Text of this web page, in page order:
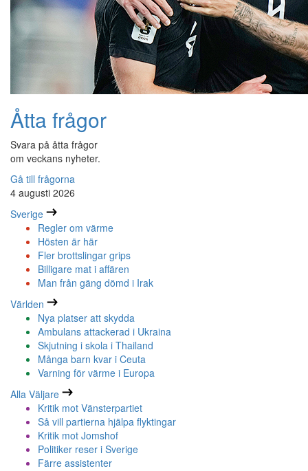
Åtta frågor
Svara på åtta frågor
om veckans nyheter.
Gå till frågorna
4 augusti 2026
Sverige
Regler om värme
Hösten är här
Fler brottslingar grips
Billigare mat i affären
Man från gäng dömd i Irak
Världen
Nya platser att skydda
Ambulans attackerad i Ukraina
Skjutning i skola i Thailand
Många barn kvar i Ceuta
Varning för värme i Europa
Alla Väljare
Kritik mot Vänsterpartiet
Så vill partierna hjälpa flyktingar
Kritik mot Jomshof
Politiker reser i Sverige
Färre assistenter